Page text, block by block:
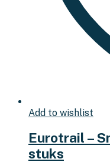
Add to wishlist
Eurotrail –
stuks